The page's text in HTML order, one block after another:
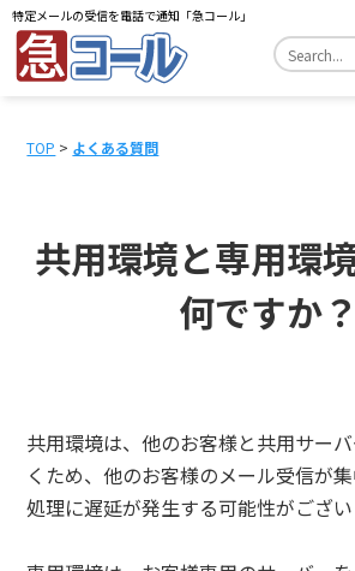
特定メールの受信を電話で通知「急コール」
TOP > よくある質問
共用環境と専用環
何ですか？
共用環境は、他のお客様と共用サー
くため、他のお客様のメール受信が
処理に遅延が発生する可能性がござい